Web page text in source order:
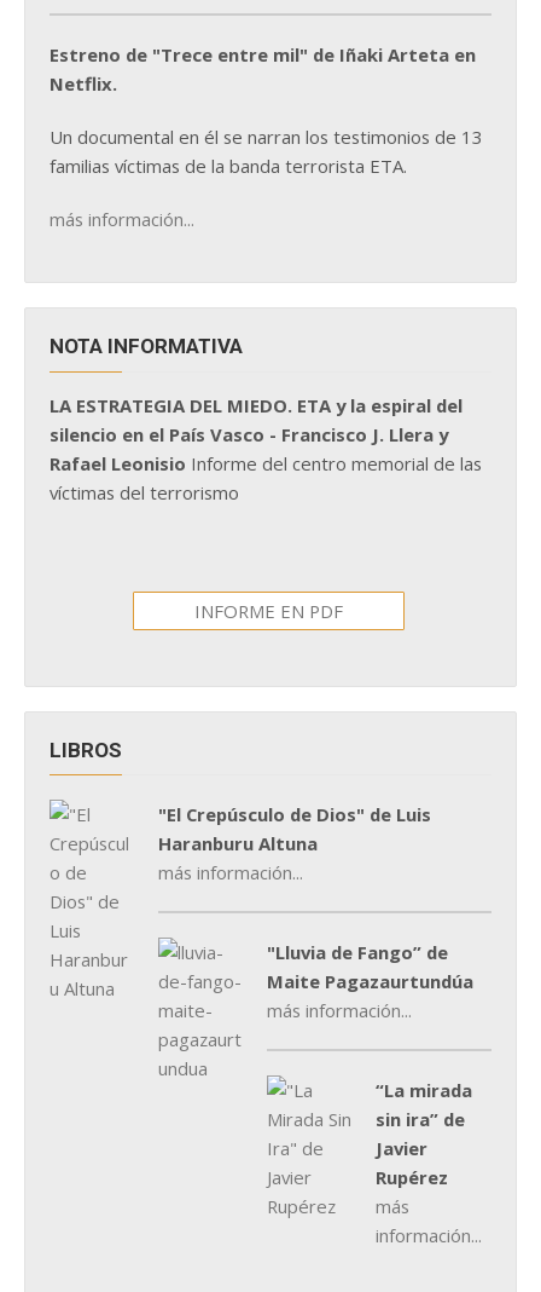
Estreno de "Trece entre mil" de Iñaki Arteta en
Netflix.
Un documental en él se narran los testimonios de 13
familias víctimas de la banda terrorista ETA.
más información...
NOTA INFORMATIVA
LA ESTRATEGIA DEL MIEDO. ETA y la espiral del
silencio en el País Vasco - Francisco J. Llera y
Rafael Leonisio Informe del centro memorial de las
víctimas del terrorismo
INFORME EN PDF
LIBROS
"El Crepúsculo de Dios" de Luis
Haranburu Altuna
más información...
"Lluvia de Fango” de
Maite Pagazaurtundúa
más información...
“La mirada
sin ira” de
Javier
Rupérez
más
información...